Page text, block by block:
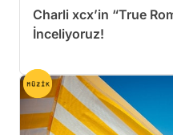
Charli xcx’in “True
İnceliyoruz!